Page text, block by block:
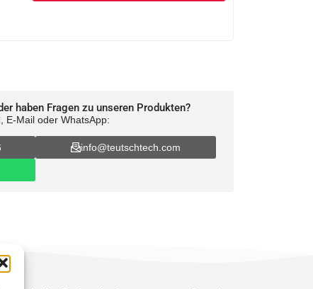
haben Fragen zu unseren Produkten?
E-Mail oder WhatsApp:
info@teutschtech.com